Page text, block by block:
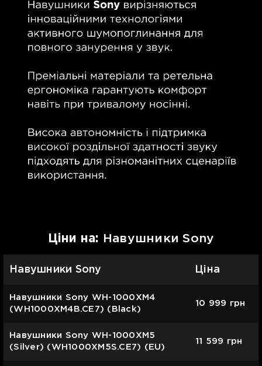
Цiни на: Навушники Sony
Навушники Sony Ціна
Навушники Sony WH-1000XM4
(WH1000XM4B.CE7) (Black)
10 999 грн
Навушники Sony WH-1000XM5
(Silver) (WH1000XM5S.CE7) (EU)
11 599 грн